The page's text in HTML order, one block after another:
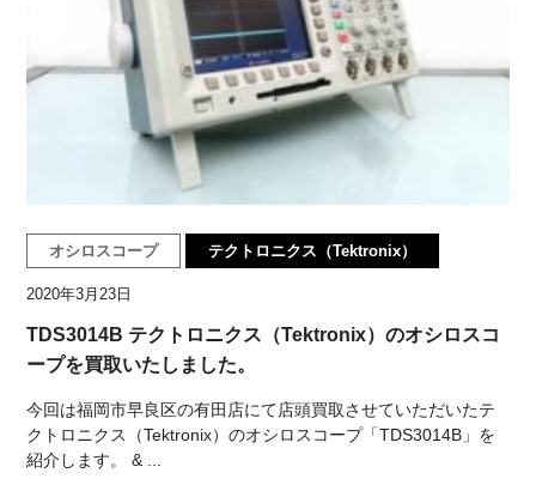
オシロスコープ テクトロニクス（Tektronix）
2020年3月23日
TDS3014B テクトロニクス（Tektronix）のオシロスコ
ープを買取いたしました。
今回は福岡市早良区の有田店にて店頭買取させていただいたテ
クトロニクス（Tektronix）のオシロスコープ「TDS3014B」を
紹介します。 & ...